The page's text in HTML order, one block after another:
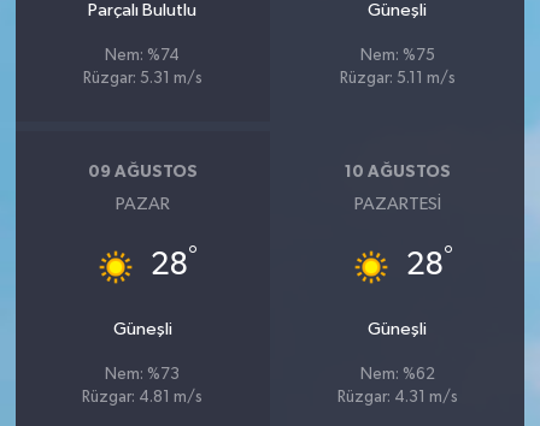
Parçalı Bulutlu
Nem: %74
Rüzgar: 5.31 m/s
Güneşli
Nem: %75
Rüzgar: 5.11 m/s
09 AĞUSTOS
PAZAR
28°
Güneşli
Nem: %73
Rüzgar: 4.81 m/s
10 AĞUSTOS
PAZARTESI
28°
Güneşli
Nem: %62
Rüzgar: 4.31 m/s